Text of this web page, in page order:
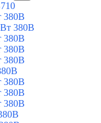
380В
380В
380В
380В
380В
380В
380В
380В